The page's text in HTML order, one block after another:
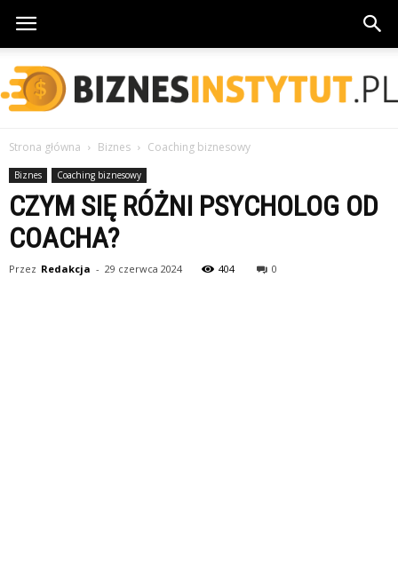
BiznesInstytut.pl
Strona główna Biznes Coaching biznesowy
Biznes Coaching biznesowy
CZYM SIĘ RÓŻNI PSYCHOLOG OD
COACHA?
Przez Redakcja - 29 czerwca 2024 404 0